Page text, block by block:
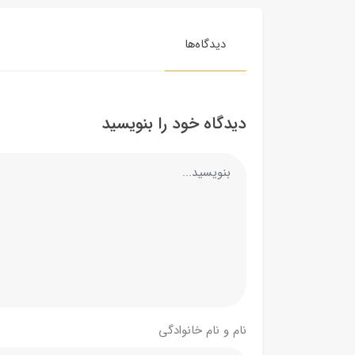
دیدگاه‌ها
دیدگاه خود را بنویسید
نام و نام خانوادگی